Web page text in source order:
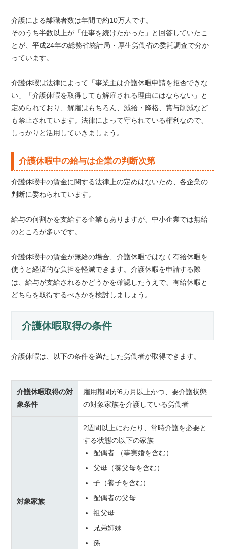
介護による離職者数は年間で約10万人です。
そのうち半数以上が「仕事を続けたかった」と回答していたこ
とが、平成24年の総務省統計局・厚生労働省の委託調査で分か
っています。
介護休暇は法律によって「事業主は介護休暇申請を拒否できな
い」「介護休暇を取得しても解雇される理由にはならない」と
定められており、解雇はもちろん、減給・降格、賞与削減など
も禁止されています。法律によって守られている権利なので、
しっかりと活用していきましょう。
介護休暇中の給与は企業の判断次第
介護休暇中の賃金に関する法律上の定めはないため、各企業の
判断に委ねられています。
給与の何割かを支給する企業もありますが、中小企業では無給
のところが多いです。
介護休暇中の賃金が無給の場合、介護休暇ではなく有給休暇を
使うと経済的な負担を軽減できます。介護休暇を申請する際
は、給与が支給されるかどうかを確認したうえで、有給休暇と
どちらを取得するべきかを検討しましょう。
介護休暇取得の条件
介護休暇は、以下の条件を満たした労働者が取得できます。
介護休暇取得の対
象条件
雇用期間が6カ月以上かつ、要介護状態
の対象家族を介護している労働者
対象家族
2週間以上にわたり、常時介護を必要と
する状態の以下の家族
配偶者 （事実婚を含む）
父母（養父母を含む）
子（養子を含む）
配偶者の父母
祖父母
兄弟姉妹
孫